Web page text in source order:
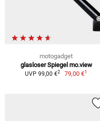
motogadget
glasloser Spiegel mo.view
UVP 99,00 €2 79,00 €1